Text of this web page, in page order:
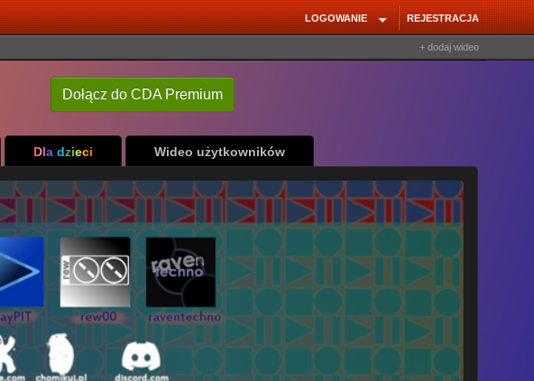
LOGOWANIE REJESTRACJA
+ dodaj wideo
Dla dzieci Wideo użytkowników